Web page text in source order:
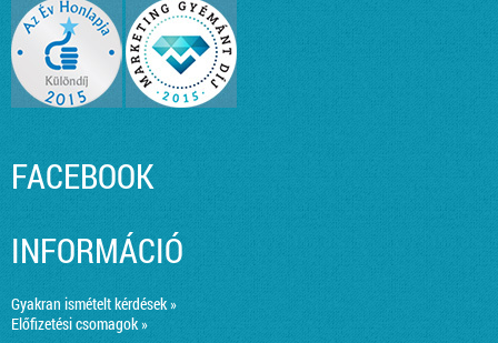
FACEBOOK
INFORMÁCIÓ
Gyakran ismételt kérdések »
Előfizetési csomagok »